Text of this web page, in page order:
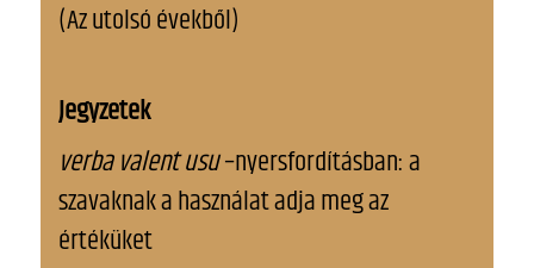
(Az utolsó évekből)
Jegyzetek
verba valent usu–nyersfordításban: a
szavaknak a használat adja meg az
értéküket